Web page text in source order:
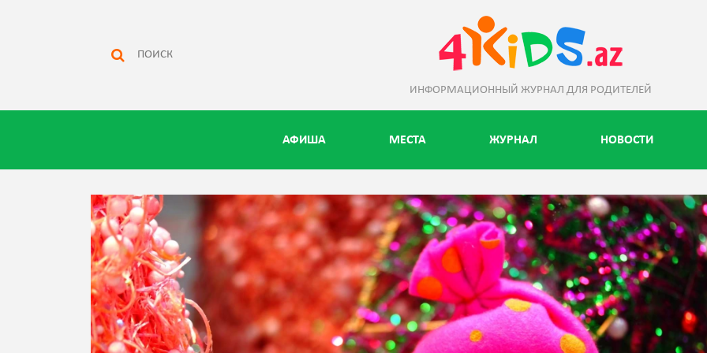
ИНФОРМАЦИОННЫЙ ЖУРНАЛ ДЛЯ РОДИТЕЛЕЙ
АФИША МЕСТА ЖУРНАЛ НОВОСТИ